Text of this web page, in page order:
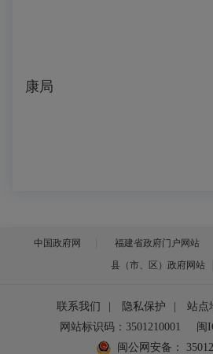
康局
中国政府网 福建省政府门户网站
县（市、区）政府网站
联系我们 隐私保护 站点
网站标识码：3501210001
闽
闽公网安备：